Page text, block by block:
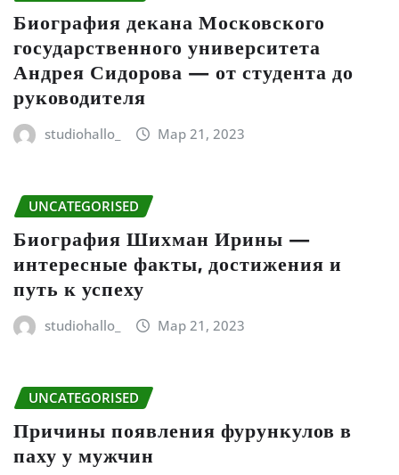
Биография декана Московского
государственного университета
Андрея Сидорова — от студента до
руководителя
studiohallo_ Мар 21, 2023
UNCATEGORISED
Биография Шихман Ирины —
интересные факты, достижения и
путь к успеху
studiohallo_ Мар 21, 2023
UNCATEGORISED
Причины появления фурункулов в
паху у мужчин